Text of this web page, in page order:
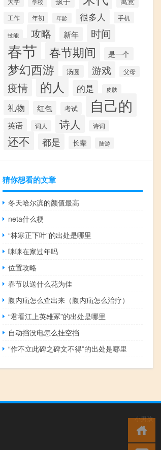
学校
工作 年初 年龄 很多人 手机
技能 攻略 新年 时间
春节 春节期间 是一个
梦幻西游 汤圆 游戏 父母
疫情 的人 的是 皮肤
礼物 红包 考试 自己的
英语 词人 诗人 诗词
还不 都是 长辈 陆游
猜你想看的文章
冬天哈尔滨的颜值最高
neta什么梗
“林寒正下叶”的出处是哪里
咪咪在家过年吗
位置攻略
春节以送什么花为佳
腹内疝怎么查出来（腹内疝怎么治疗）
“君看江上英雄冢”的出处是哪里
自动挡没电怎么挂空挡
“作不立此碑之碑文不得”的出处是哪里
小男孩